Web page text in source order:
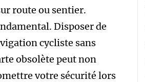
route ou sentier.
Disposer de
cycliste sans
obsolète peut non
votre sécurité lors